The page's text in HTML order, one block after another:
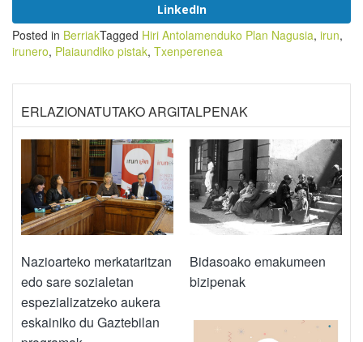
LinkedIn
Posted in BerriakTagged Hiri Antolamenduko Plan Nagusia, irun,
irunero, Plaiaundiko pistak, Txenperenea
ERLAZIONATUTAKO ARGITALPENAK
Nazioarteko merkataritzan
edo sare sozialetan
espezializatzeko aukera
eskainiko du Gaztebilan
Bidasoako emakumeen
bizipenak